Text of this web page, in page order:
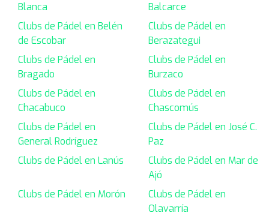
Blanca
Balcarce
Clubs de Pádel en Belén
de Escobar
Clubs de Pádel en
Berazategui
Clubs de Pádel en
Bragado
Clubs de Pádel en
Burzaco
Clubs de Pádel en
Chacabuco
Clubs de Pádel en
Chascomús
Clubs de Pádel en
General Rodríguez
Clubs de Pádel en José C.
Paz
Clubs de Pádel en Lanús
Clubs de Pádel en Mar de
Ajó
Clubs de Pádel en Morón
Clubs de Pádel en
Olavarría